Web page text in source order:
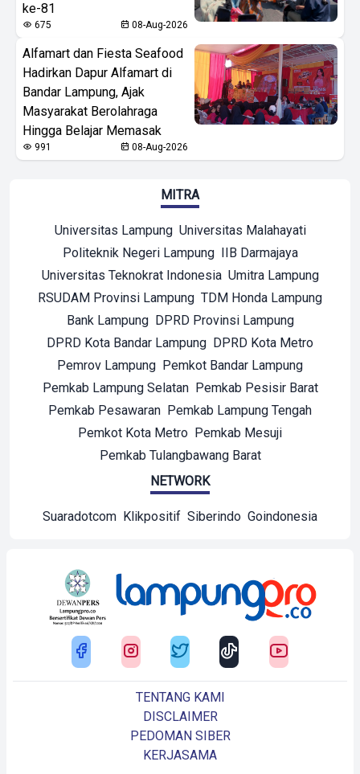
ke-81
675 08-Aug-2026
Alfamart dan Fiesta Seafood
Hadirkan Dapur Alfamart di
Bandar Lampung, Ajak
Masyarakat Berolahraga
Hingga Belajar Memasak
991 08-Aug-2026
MITRA
Universitas Lampung Universitas Malahayati
Politeknik Negeri Lampung IIB Darmajaya
Universitas Teknokrat Indonesia Umitra Lampung
RSUDAM Provinsi Lampung TDM Honda Lampung
Bank Lampung DPRD Provinsi Lampung
DPRD Kota Bandar Lampung DPRD Kota Metro
Pemrov Lampung Pemkot Bandar Lampung
Pemkab Lampung Selatan Pemkab Pesisir Barat
Pemkab Pesawaran Pemkab Lampung Tengah
Pemkot Kota Metro Pemkab Mesuji
Pemkab Tulangbawang Barat
NETWORK
Suaradotcom Klikpositif Siberindo Goindonesia
TENTANG KAMI
DISCLAIMER
PEDOMAN SIBER
KERJASAMA